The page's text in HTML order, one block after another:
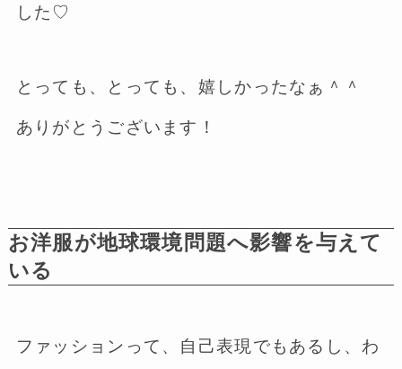
した♡
とっても、とっても、嬉しかったなぁ＾＾
ありがとうございます！
お洋服が地球環境問題へ影響を与えて
いる
ファッションって、自己表現でもあるし、わ